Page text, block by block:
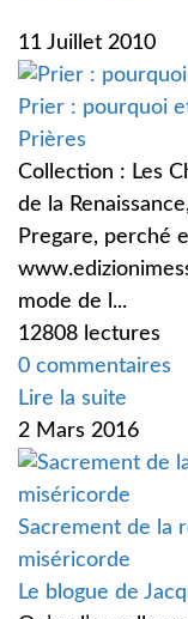
11 Juillet 2010
Prier : pourquoi
Prières
Collection : Les
de la
Pregare, perché
mode de l...
12808 lectures
0 commentaires
Lire la suite
2 Mars 2016
Sacrement de la
miséricorde
Le blogue de